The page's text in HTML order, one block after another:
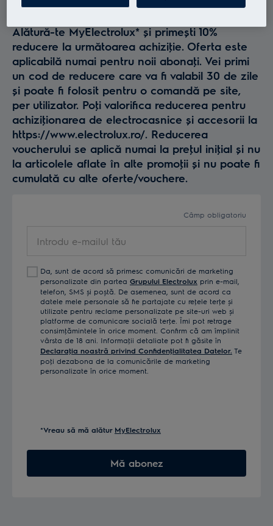
Electrolux
Alătură-te MyElectrolux* și primești 10%
reducere la următoarea achiziţie. Oferta este
aplicabilă numai pentru noii abonaţi. Vei primi
un cod de reducere care va fi valabil 30 de zile
și poate fi folosit pentru o comandă pe site,
per utilizator. Poţi valorifica reducerea pentru
achiziţionarea de electrocasnice și accesorii la
https://www.electrolux.ro/. Reducerea
voucherului se aplică numai la preţul iniţial și nu
la articolele aflate în alte promoţii și nu poate fi
cumulată cu alte oferte/vouchere.
Câmp obligatoriu
Da, sunt de acord să primesc comunicări de marketing
personalizate din partea Grupului Electrolux prin e-mail,
telefon, SMS și poștă. De asemenea, sunt de acord ca
datele mele personale să fie partajate cu reţele terţe și
utilizate pentru reclame personalizate pe site-uri web și
platforme de comunicare socială terţe. Îmi pot retrage
consimţămintele în orice moment. Confirm că am împlinit
vârsta de 18 ani. Informaţii detaliate pot fi găsite în
Declaraţia noastră privind Confidenţialitatea Datelor. Te
poţi dezabona de la comunicările de marketing
personalizate în orice moment.
*Vreau să mă alătur MyElectrolux
Mă abonez